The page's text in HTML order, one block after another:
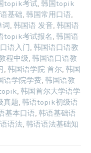
topik考试, 韩国topik
基础, 韩国常用口语,
, 韩国语 发音, 韩国语
topik考试报名, 韩国语
语入门 , 韩国语口语教
程中级, 韩国语口语教
, 韩国语学院 首尔, 韩国
语学院学费, 韩国语教
, 韩国首尔大学语学
真题, 韩语topik初级语
基本口语, 韩语基础语
语法, 韩语语法基础知